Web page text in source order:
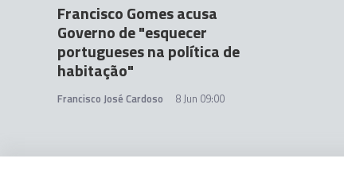
Francisco Gomes acusa
Governo de "esquecer
portugueses na política de
habitação"
Francisco José Cardoso 8 Jun 09:00